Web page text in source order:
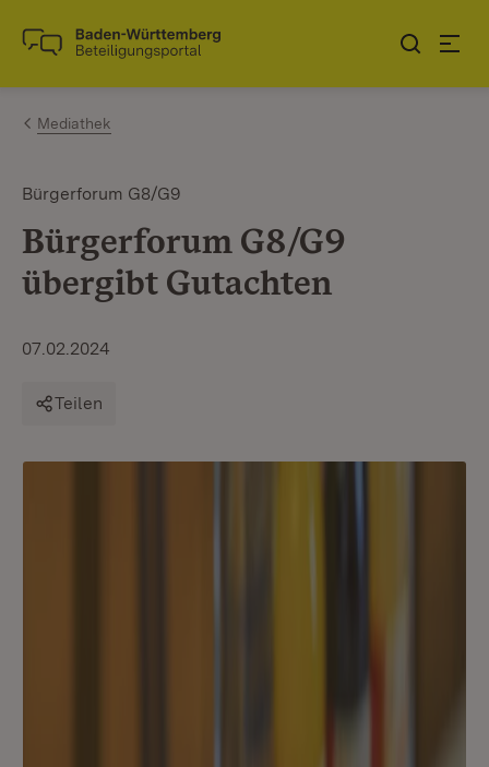
Zum Inhalt springen
Link zur Startseite
Mediathek
Bürgerforum G8/G9
Bürgerforum G8/G9
übergibt Gutachten
07.02.2024
Teilen